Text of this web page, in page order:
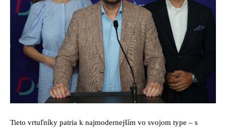
Tieto vrtuľníky patria k najmodernejším vo svojom type – s